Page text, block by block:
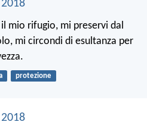
il mio rifugio, mi preservi dal
mi circondi di esultanza per
protezione